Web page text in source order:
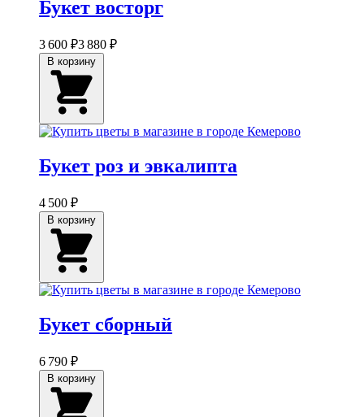
Букет восторг
3 600 ₽3 880 ₽
Букет роз и эвкалипта
4 500 ₽
Букет сборный
6 790 ₽